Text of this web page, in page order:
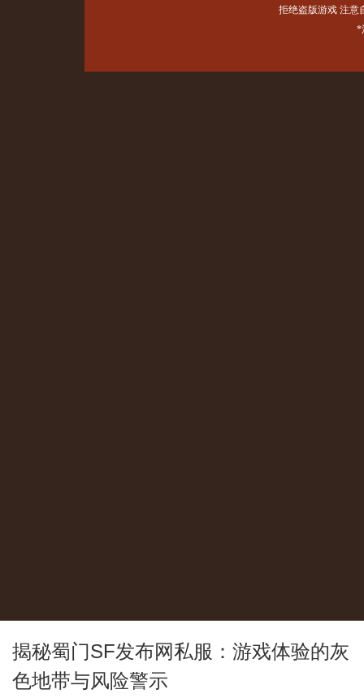
揭秘蜀门SF发布网私服：游戏体验的灰
色地带与风险警示